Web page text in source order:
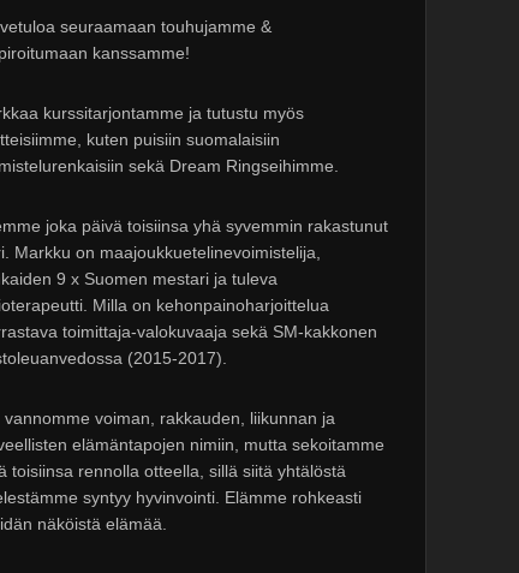
seuraamaan touhujamme &
kanssamme!
kurssitarjontamme ja tutustu myös
kuten puisiin suomalaisiin
sekä Dream Ringseihimme.
joka päivä toisiinsa yhä syvemmin rakastunut
Markku on maajoukkuetelinevoimistelija,
9 x Suomen mestari ja tuleva
Milla on kehonpainoharjoittelua
toimittaja-valokuvaaja sekä SM-kakkonen
(2015-2017).
vannomme voiman, rakkauden, liikunnan ja
elämäntapojen nimiin, mutta sekoitamme
toisiinsa rennolla otteella, sillä siitä yhtälöstä
syntyy hyvinvointi. Elämme rohkeasti
näköistä elämää.